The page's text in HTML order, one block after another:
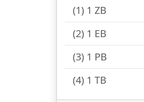
(1) 1 ZB
(2) 1 EB
(3) 1 PB
(4) 1 TB